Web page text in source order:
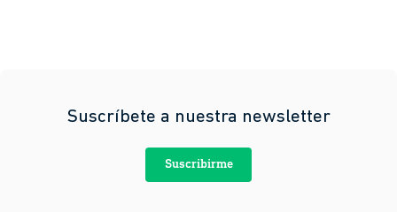
Suscríbete a nuestra newsletter
Suscribirme